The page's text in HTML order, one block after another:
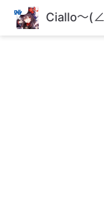
跳
至
主
Ciallo～